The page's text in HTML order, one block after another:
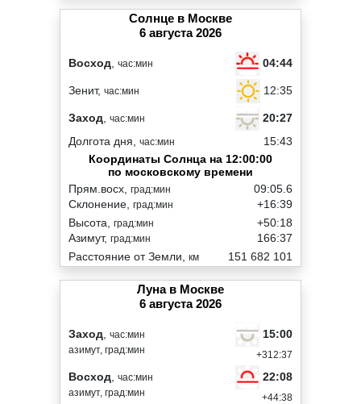
Солнце в Москве
6 августа 2026
Восход час:мин 04:44
Зенит, час:мин 12:35
Заход час:мин
20:27
Долгота дня, час:мин
15:43
Координаты Солнца на 12:00:00
по московскому времени
Прям.восх, град:мин
Склонение, град:мин
09:05.6
+16:39
Высота, град:мин
Азимут, град:мин
+50:18
166:37
Расстояние от Земли, км 151 682 101
Луна в Москве
6 августа 2026
Заход час:мин
азимут, град:мин
15:00
+312:37
Восход час:мин
азимут, град:мин
22:08
+44:38